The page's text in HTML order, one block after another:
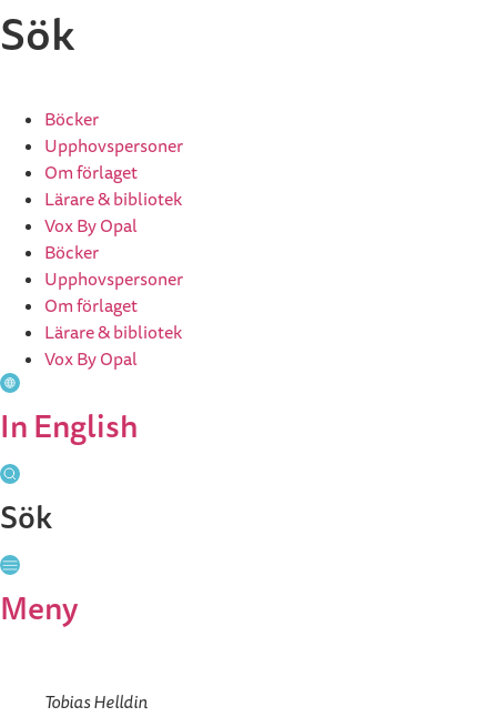
till
Sök
Böcker
Upphovspersoner
Om förlaget
Lärare & bibliotek
Vox By Opal
Böcker
Upphovspersoner
Om förlaget
Lärare & bibliotek
Vox By Opal
In English
Sök
Stäng
Meny
Tobias Helldin